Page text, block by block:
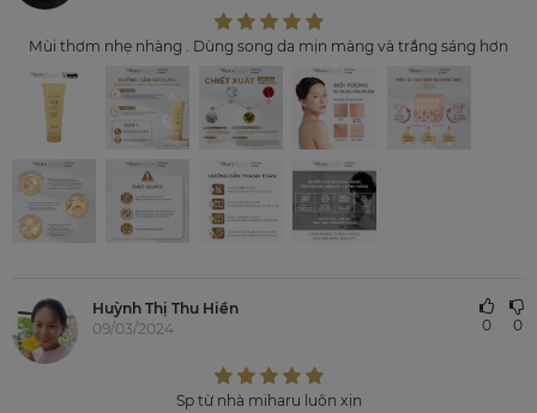
Mùi thơm nhẹ nhàng . Dùng song da mịn màng và trắng sáng hơn
Huỳnh Thị Thu Hiền
09/03/2024
Sp từ nhà miharu luôn xịn
0 0